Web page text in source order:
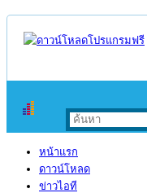
หน้าแรก
ดาวน์โหลด
ข่าวไอที